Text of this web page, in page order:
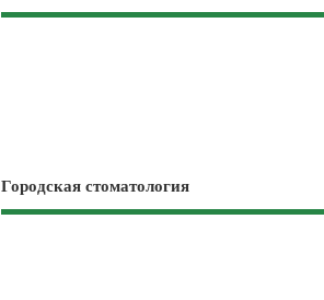
Городская стоматология